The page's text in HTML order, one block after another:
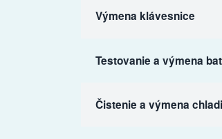
Výmena klávesnice
Testovanie a výmena
Čistenie a výmena